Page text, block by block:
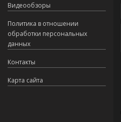
Видеообзоры
Политика в отношении
обработки персональных
данных
Контакты
Карта сайта